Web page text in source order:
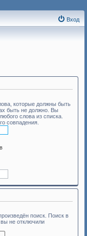
Вход
которые должны быть
быть не должно. Вы
слова из списка.
совпадения.
поиск. Поиск в
не отключили